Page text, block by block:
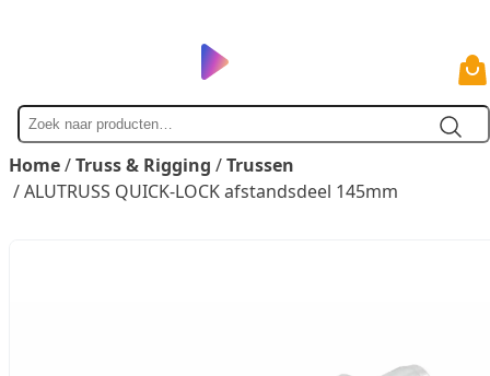
Zoek
naar
Home/Truss & Rigging /Trussen
/ ALUTRUSS QUICK-LOCK afstandsdeel 145mm